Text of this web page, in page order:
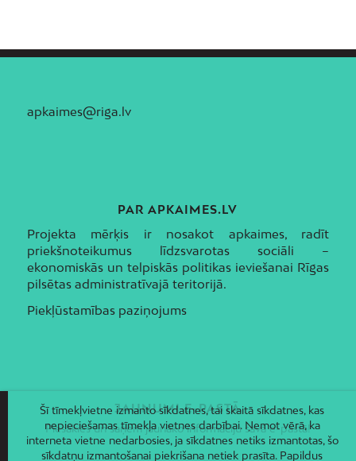
apkaimes@riga.lv
PAR APKAIMES.LV
Projekta mērķis ir nosakot apkaimes, radīt
priekšnoteikumus līdzsvarotas sociāli –
ekonomiskās un telpiskās politikas ieviešanai Rīgas
pilsētas administratīvajā teritorijā.
Piekļūstamības paziņojums
JAUNUMI E-PASTĀ
Piesakies un saņem jaunāko informāciju savā e-pastā!
Šī tīmekļvietne izmanto sīkdatnes, tai skaitā sīkdatnes, kas
nepieciešamas tīmekļa vietnes darbībai. Ņemot vērā, ka
interneta vietne nedarbosies, ja sīkdatnes netiks izmantotas, šo
sīkdatņu izmantošanai piekrišana netiek prasīta. Papildus